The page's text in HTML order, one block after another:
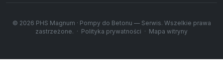
© 2026 PHS Magnum · Pompy do Betonu — Serwis. Wszelkie prawa
zastrzeżone. · Polityka prywatności · Mapa witryny